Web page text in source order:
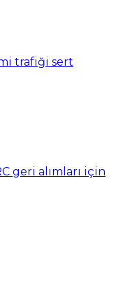
trafiği sert
geri alımları için